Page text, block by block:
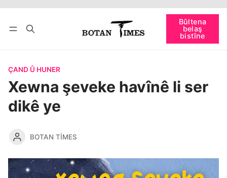
Bûltena
belaş
bistîne
bişopîne
ÇAND Û HUNER
Xewna şeveke havînê li ser
dikê ye
BOTAN TIMES